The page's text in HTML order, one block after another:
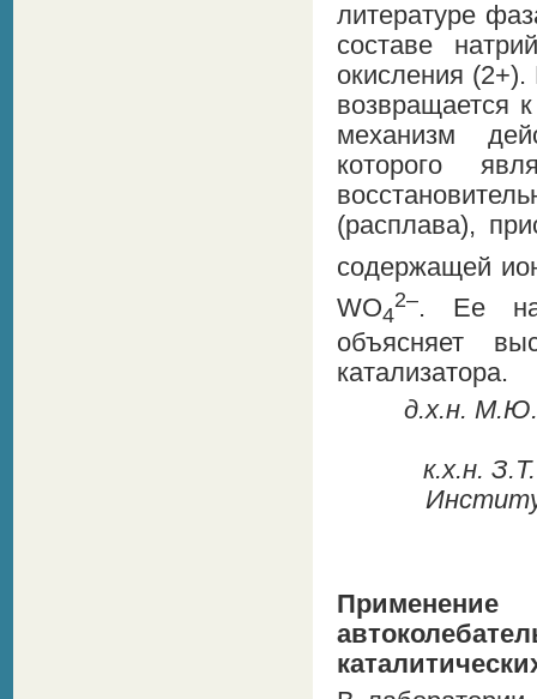
литературе
составе
окисления
возвращается
механизм
которого
(расплава),
содержащей
WO4
2–. Ее
объясняет
катализатора.
д.х.н. М.Ю.
к.х.н.